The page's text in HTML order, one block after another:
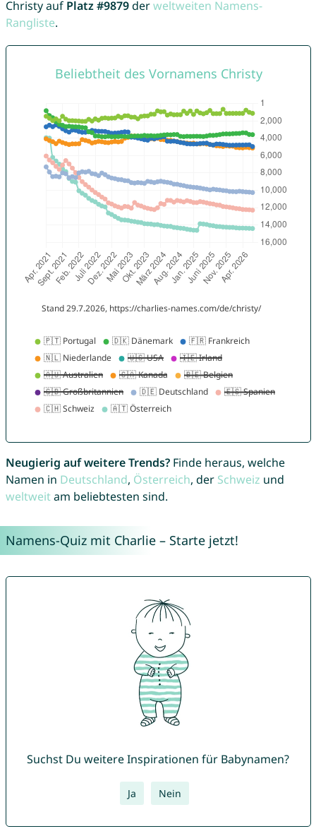
Christy auf Platz #9879derweltweiten Namens-
Rangliste.
Neugierig auf weitere Trends?Finde heraus, welche
Namen in Deutschland, Österreich, der Schweiz und
weltweitam beliebtesten sind.
Namens-Quiz mit Charlie – Starte jetzt!
Suchst Du weitere Inspirationen für Babynamen?
Ja Nein